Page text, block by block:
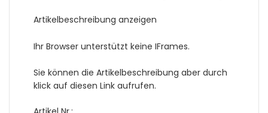
Artikelbeschreibung anzeigen
Ihr Browser unterstützt keine IFrames.
Sie können die Artikelbeschreibung aber durch
klick auf diesen Link aufrufen.